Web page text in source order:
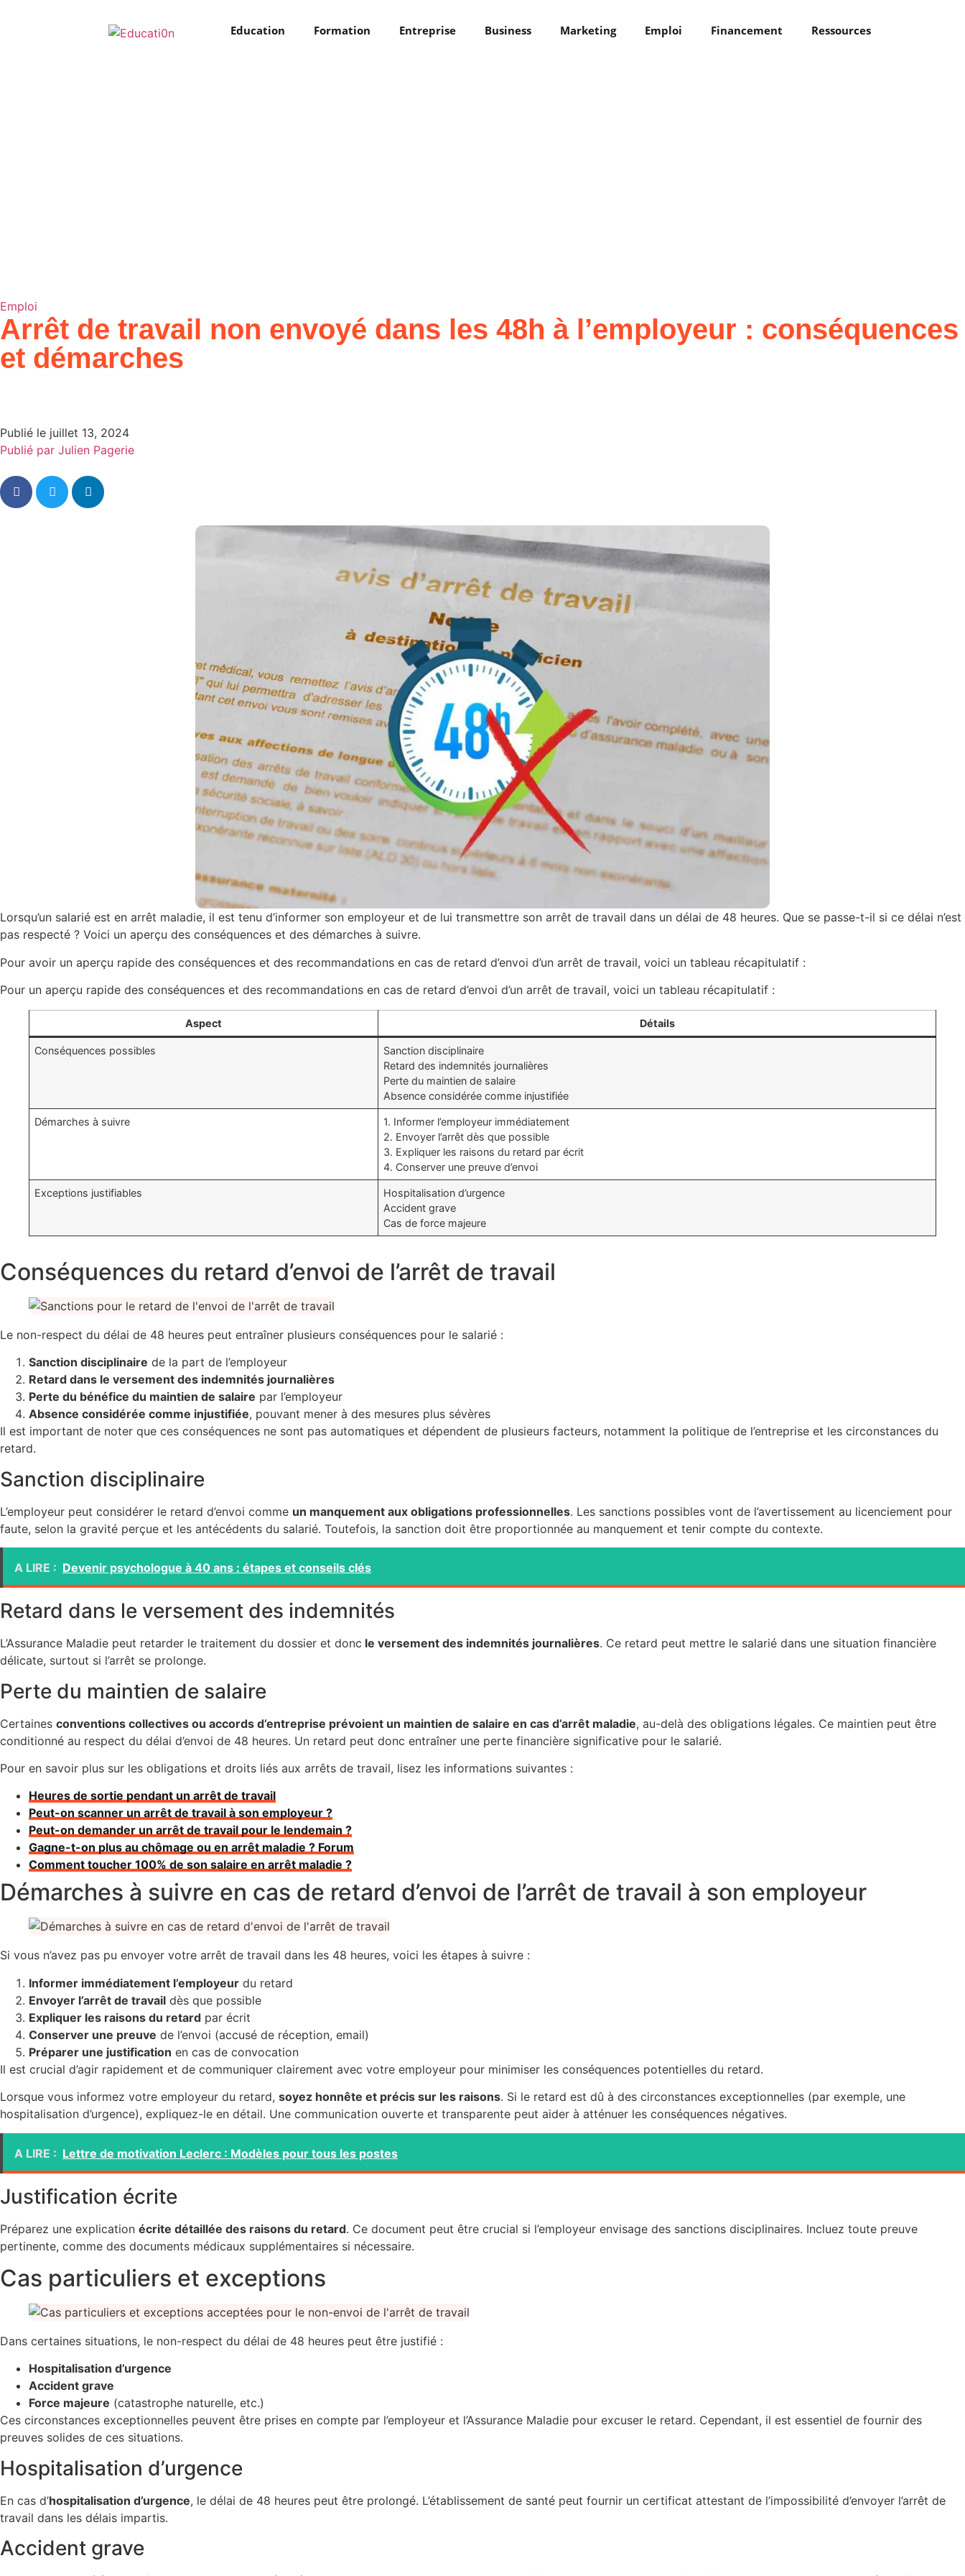
Education Formation Entreprise Business Marketing Emploi Financement Ressources
Emploi
Arrêt de travail non envoyé dans les 48h à l’employeur : conséquences
et démarches
Publié le juillet 13, 2024
Publié par Julien Pagerie
Lorsqu’un salarié est en arrêt maladie, il est tenu d’informer son employeur et de lui transmettre son arrêt de travail dans un délai de 48 heures. Que se passe-t-il si ce délai n’est
pas respecté ? Voici un aperçu des conséquences et des démarches à suivre.
Pour avoir un aperçu rapide des conséquences et des recommandations en cas de retard d’envoi d’un arrêt de travail, voici un tableau récapitulatif :
Pour un aperçu rapide des conséquences et des recommandations en cas de retard d’envoi d’un arrêt de travail, voici un tableau récapitulatif :
Aspect Détails
Conséquences possibles
Sanction disciplinaire
Retard des indemnités journalières
Perte du maintien de salaire
Absence considérée comme injustifiée
Démarches à suivre
1. Informer l’employeur immédiatement
2. Envoyer l’arrêt dès que possible
3. Expliquer les raisons du retard par écrit
4. Conserver une preuve d’envoi
Exceptions justifiables
Hospitalisation d’urgence
Accident grave
Cas de force majeure
Conséquences du retard d’envoi de l’arrêt de travail
Le non-respect du délai de 48 heures peut entraîner plusieurs conséquences pour le salarié :
Sanction disciplinaire de la part de l’employeur
Retard dans le versement des indemnités journalières
Perte du bénéfice du maintien de salaire par l’employeur
Absence considérée comme injustifiée, pouvant mener à des mesures plus sévères
Il est important de noter que ces conséquences ne sont pas automatiques et dépendent de plusieurs facteurs, notamment la politique de l’entreprise et les circonstances du
retard.
Sanction disciplinaire
L’employeur peut considérer le retard d’envoi comme un manquement aux obligations professionnelles. Les sanctions possibles vont de l’avertissement au licenciement pour
faute, selon la gravité perçue et les antécédents du salarié. Toutefois, la sanction doit être proportionnée au manquement et tenir compte du contexte.
A LIRE : Devenir psychologue à 40 ans : étapes et conseils clés
Retard dans le versement des indemnités
L’Assurance Maladie peut retarder le traitement du dossier et donc le versement des indemnités journalières. Ce retard peut mettre le salarié dans une situation financière
délicate, surtout si l’arrêt se prolonge.
Perte du maintien de salaire
Certaines conventions collectives ou accords d’entreprise prévoient un maintien de salaire en cas d’arrêt maladie, au-delà des obligations légales. Ce maintien peut être
conditionné au respect du délai d’envoi de 48 heures. Un retard peut donc entraîner une perte financière significative pour le salarié.
Pour en savoir plus sur les obligations et droits liés aux arrêts de travail, lisez les informations suivantes :
Heures de sortie pendant un arrêt de travail
Peut-on scanner un arrêt de travail à son employeur ?
Peut-on demander un arrêt de travail pour le lendemain ?
Gagne-t-on plus au chômage ou en arrêt maladie ? Forum
Comment toucher 100% de son salaire en arrêt maladie ?
Démarches à suivre en cas de retard d’envoi de l’arrêt de travail à son employeur
Si vous n’avez pas pu envoyer votre arrêt de travail dans les 48 heures, voici les étapes à suivre :
Informer immédiatement l’employeur du retard
Envoyer l’arrêt de travail dès que possible
Expliquer les raisons du retard par écrit
Conserver une preuve de l’envoi (accusé de réception, email)
Préparer une justification en cas de convocation
Il est crucial d’agir rapidement et de communiquer clairement avec votre employeur pour minimiser les conséquences potentielles du retard.
Lorsque vous informez votre employeur du retard, soyez honnête et précis sur les raisons. Si le retard est dû à des circonstances exceptionnelles (par exemple, une
hospitalisation d’urgence), expliquez-le en détail. Une communication ouverte et transparente peut aider à atténuer les conséquences négatives.
A LIRE : Lettre de motivation Leclerc : Modèles pour tous les postes
Justification écrite
Préparez une explication écrite détaillée des raisons du retard. Ce document peut être crucial si l’employeur envisage des sanctions disciplinaires. Incluez toute preuve
pertinente, comme des documents médicaux supplémentaires si nécessaire.
Cas particuliers et exceptions
Dans certaines situations, le non-respect du délai de 48 heures peut être justifié :
Hospitalisation d’urgence
Accident grave
Force majeure (catastrophe naturelle, etc.)
Ces circonstances exceptionnelles peuvent être prises en compte par l’employeur et l’Assurance Maladie pour excuser le retard. Cependant, il est essentiel de fournir des
preuves solides de ces situations.
Hospitalisation d’urgence
En cas d’hospitalisation d’urgence, le délai de 48 heures peut être prolongé. L’établissement de santé peut fournir un certificat attestant de l’impossibilité d’envoyer l’arrêt de
travail dans les délais impartis.
Accident grave